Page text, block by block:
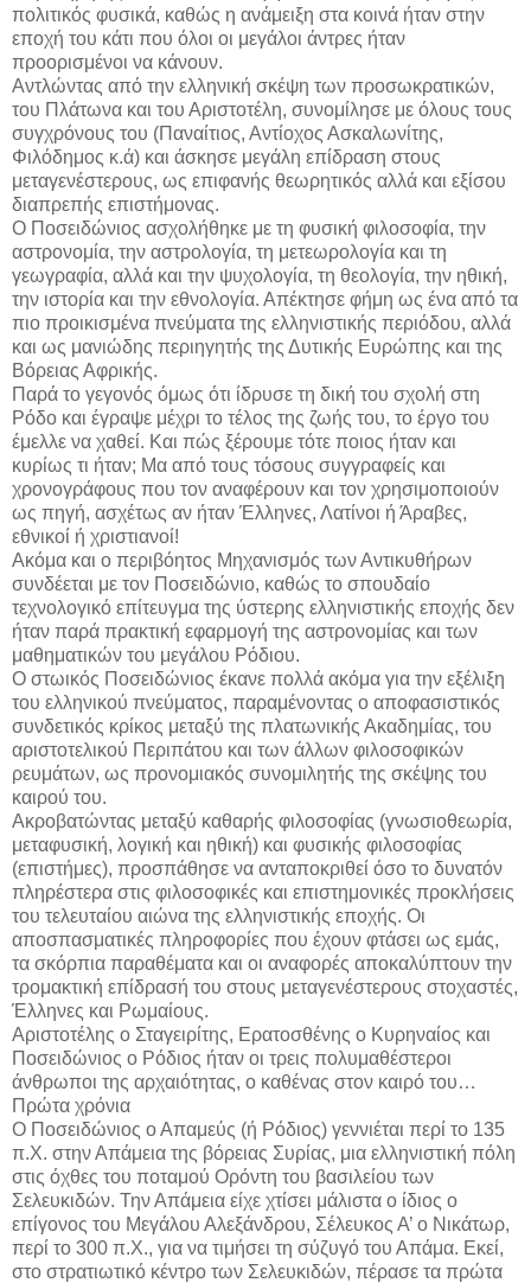
πολιτικός φυσικά, καθώς η ανάμειξη στα κοινά ήταν στην
εποχή του κάτι που όλοι οι μεγάλοι άντρες ήταν
προορισμένοι να κάνουν.
Αντλώντας από την ελληνική σκέψη των προσωκρατικών,
του Πλάτωνα και του Αριστοτέλη, συνομίλησε με όλους τους
συγχρόνους του (Παναίτιος, Αντίοχος Ασκαλωνίτης,
Φιλόδημος κ.ά) και άσκησε μεγάλη επίδραση στους
μεταγενέστερους, ως επιφανής θεωρητικός αλλά και εξίσου
διαπρεπής επιστήμονας.
Ο Ποσειδώνιος ασχολήθηκε με τη φυσική φιλοσοφία, την
αστρονομία, την αστρολογία, τη μετεωρολογία και τη
γεωγραφία, αλλά και την ψυχολογία, τη θεολογία, την ηθική,
την ιστορία και την εθνολογία. Απέκτησε φήμη ως ένα από τα
πιο προικισμένα πνεύματα της ελληνιστικής περιόδου, αλλά
και ως μανιώδης περιηγητής της Δυτικής Ευρώπης και της
Βόρειας Αφρικής.
Παρά το γεγονός όμως ότι ίδρυσε τη δική του σχολή στη
Ρόδο και έγραψε μέχρι το τέλος της ζωής του, το έργο του
έμελλε να χαθεί. Και πώς ξέρουμε τότε ποιος ήταν και
κυρίως τι ήταν; Μα από τους τόσους συγγραφείς και
χρονογράφους που τον αναφέρουν και τον χρησιμοποιούν
ως πηγή, ασχέτως αν ήταν Έλληνες, Λατίνοι ή Άραβες,
εθνικοί ή χριστιανοί!
Ακόμα και ο περιβόητος Μηχανισμός των Αντικυθήρων
συνδέεται με τον Ποσειδώνιο, καθώς το σπουδαίο
τεχνολογικό επίτευγμα της ύστερης ελληνιστικής εποχής δεν
ήταν παρά πρακτική εφαρμογή της αστρονομίας και των
μαθηματικών του μεγάλου Ρόδιου.
Ο στωικός Ποσειδώνιος έκανε πολλά ακόμα για την εξέλιξη
του ελληνικού πνεύματος, παραμένοντας ο αποφασιστικός
συνδετικός κρίκος μεταξύ της πλατωνικής Ακαδημίας, του
αριστοτελικού Περιπάτου και των άλλων φιλοσοφικών
ρευμάτων, ως προνομιακός συνομιλητής της σκέψης του
καιρού του.
Ακροβατώντας μεταξύ καθαρής φιλοσοφίας (γνωσιοθεωρία,
μεταφυσική, λογική και ηθική) και φυσικής φιλοσοφίας
(επιστήμες), προσπάθησε να ανταποκριθεί όσο το δυνατόν
πληρέστερα στις φιλοσοφικές και επιστημονικές προκλήσεις
του τελευταίου αιώνα της ελληνιστικής εποχής. Οι
αποσπασματικές πληροφορίες που έχουν φτάσει ως εμάς,
τα σκόρπια παραθέματα και οι αναφορές αποκαλύπτουν την
τρομακτική επίδρασή του στους μεταγενέστερους στοχαστές,
Έλληνες και Ρωμαίους.
Αριστοτέλης ο Σταγειρίτης, Ερατοσθένης ο Κυρηναίος και
Ποσειδώνιος ο Ρόδιος ήταν οι τρεις πολυμαθέστεροι
άνθρωποι της αρχαιότητας, ο καθένας στον καιρό του…
Πρώτα χρόνια
Ο Ποσειδώνιος ο Απαμεύς (ή Ρόδιος) γεννιέται περί το 135
π.Χ. στην Απάμεια της βόρειας Συρίας, μια ελληνιστική πόλη
στις όχθες του ποταμού Ορόντη του βασιλείου των
Σελευκιδών. Την Απάμεια είχε χτίσει μάλιστα ο ίδιος ο
επίγονος του Μεγάλου Αλεξάνδρου, Σέλευκος Α’ ο Νικάτωρ,
περί το 300 π.Χ., για να τιμήσει τη σύζυγό του Απάμα. Εκεί,
στο στρατιωτικό κέντρο των Σελευκιδών, πέρασε τα πρώτα